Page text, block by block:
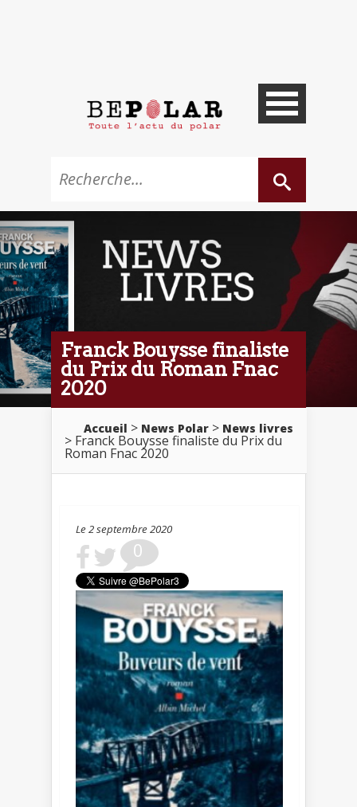
Franck Bouysse finaliste
du Prix du Roman Fnac
2020
Accueil > News Polar > News livres
> Franck Bouysse finaliste du Prix du
Roman Fnac 2020
Le 2 septembre 2020
0